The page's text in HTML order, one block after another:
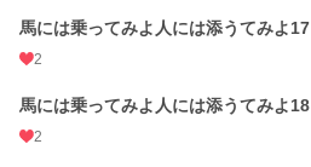
馬には乗ってみよ人には添うてみよ17
2
馬には乗ってみよ人には添うてみよ18
2